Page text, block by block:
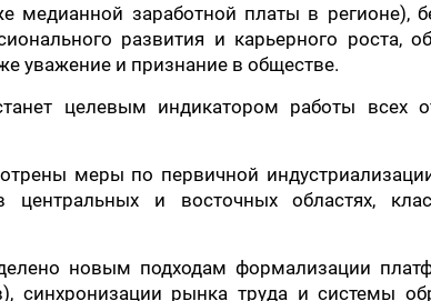
медианной заработной платы в регионе),
развития и карьерного роста,
уважение и признание в обществе.
целевым индикатором работы всех
меры по первичной
центральных и восточных областях,
новым подходам формализации
синхронизации рынка труда и системы